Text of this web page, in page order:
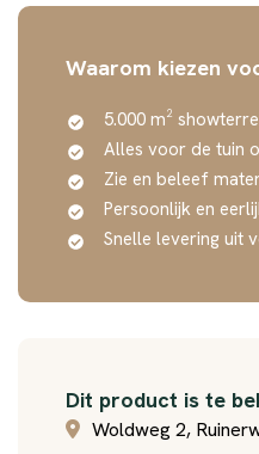
Waarom kiezen
5.000 m²
Alles voor de tuin
Zie en beleef
Persoonlijk en
Snelle levering uit
Dit product is te
Woldweg 2,